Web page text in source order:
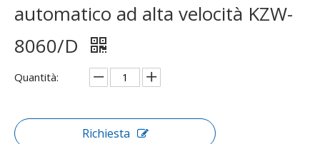
automatico ad alta velocità KZW-
8060/D
Quantità:
Richiesta